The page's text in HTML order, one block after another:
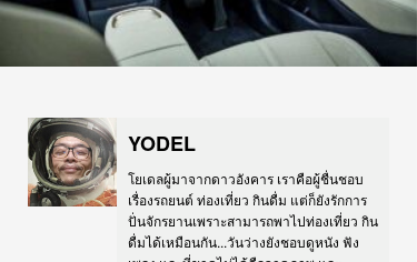
YODEL
โยเดลผู้มาจากดาวอังคาร เราคือผู้ชื่นชอบ
เรื่องรถยนต์ ท่องเที่ยว กินดื่ม แต่ก็ยังรักการ
ปั่นจักรยานเพราะสามารถพาไปท่องเที่ยว กิน
ดื่มได้เหมือนกัน...วันว่างยังชอบดูหนัง ฟัง